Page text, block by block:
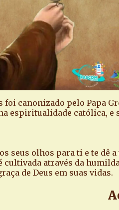
foi canonizado pelo Papa
espiritualidade católica, e
seus olhos para ti e te dê
através da
de Deus em suas vidas.